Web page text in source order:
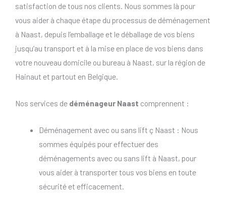
satisfaction de tous nos clients. Nous sommes là pour
vous aider à chaque étape du processus de déménagement
à Naast, depuis l’emballage et le déballage de vos biens
jusqu’au transport et à la mise en place de vos biens dans
votre nouveau domicile ou bureau à Naast, sur la région de
Hainaut et partout en Belgique.
Nos services de déménageur Naast comprennent :
Déménagement avec ou sans lift ç Naast : Nous
sommes équipés pour effectuer des
déménagements avec ou sans lift à Naast, pour
vous aider à transporter tous vos biens en toute
sécurité et efficacement.